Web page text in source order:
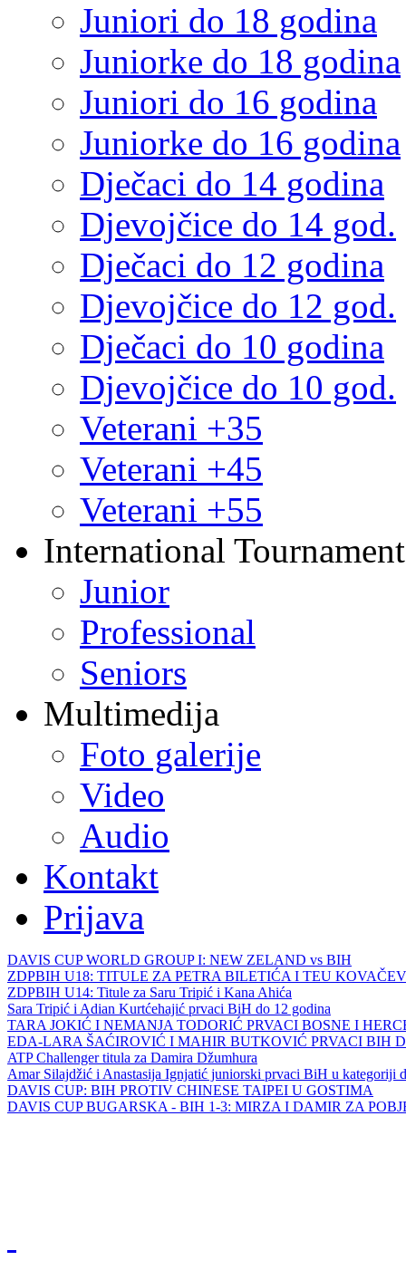
Juniori do 18 godina
Juniorke do 18 godina
Juniori do 16 godina
Juniorke do 16 godina
Dječaci do 14 godina
Djevojčice do 14 god.
Dječaci do 12 godina
Djevojčice do 12 god.
Dječaci do 10 godina
Djevojčice do 10 god.
Veterani +35
Veterani +45
Veterani +55
International
Junior
Professional
Seniors
Multimedija
Foto galerije
Video
Audio
Kontakt
Prijava
DAVIS CUP WORLD GROUP I: NEW ZELAND vs BIH
ZDPBIH U18: TITULE ZA PETRA BILETIĆA I TEU
ZDPBIH U14: Titule za Saru Tripić i Kana Ahića
Sara Tripić i Adian Kurtćehajić prvaci BiH do 12 godina
TARA JOKIĆ I NEMANJA TODORIĆ PRVACI BOSNE I
EDA-LARA ŠAĆIROVIĆ I MAHIR BUTKOVIĆ PRVACI BIH
ATP Challenger titula za Damira Džumhura
Amar Silajdžić i Anastasija Ignjatić juniorski prvaci BiH u kategoriji
DAVIS CUP: BIH PROTIV CHINESE TAIPEI U GOSTIMA
DAVIS CUP BUGARSKA - BIH 1-3: MIRZA I DAMIR ZA